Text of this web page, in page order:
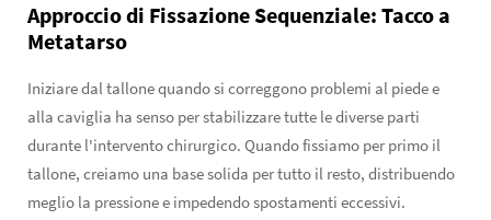
Approccio di Fissazione Sequenziale: Tacco a
Metatarso
Iniziare dal tallone quando si correggono problemi al piede e
alla caviglia ha senso per stabilizzare tutte le diverse parti
durante l'intervento chirurgico. Quando fissiamo per primo il
tallone, creiamo una base solida per tutto il resto, distribuendo
meglio la pressione e impedendo spostamenti eccessivi.